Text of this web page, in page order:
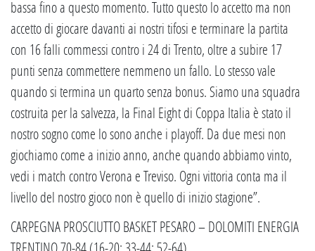
bassa fino a questo momento. Tutto questo lo accetto ma non
accetto di giocare davanti ai nostri tifosi e terminare la partita
con 16 falli commessi contro i 24 di Trento, oltre a subire 17
punti senza commettere nemmeno un fallo. Lo stesso vale
quando si termina un quarto senza bonus. Siamo una squadra
costruita per la salvezza, la Final Eight di Coppa Italia è stato il
nostro sogno come lo sono anche i playoff. Da due mesi non
giochiamo come a inizio anno, anche quando abbiamo vinto,
vedi i match contro Verona e Treviso. Ogni vittoria conta ma il
livello del nostro gioco non è quello di inizio stagione”.
CARPEGNA PROSCIUTTO BASKET PESARO – DOLOMITI ENERGIA
TRENTINO 70-84 (16-20; 33-44; 52-64)